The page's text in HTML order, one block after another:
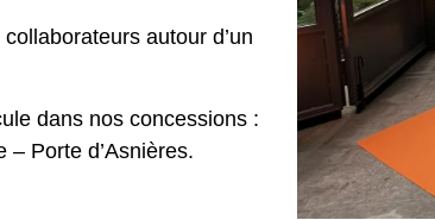
autour d’un
dans nos concessions :
Porte d’Asnières.